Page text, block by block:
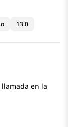
13.0
en la